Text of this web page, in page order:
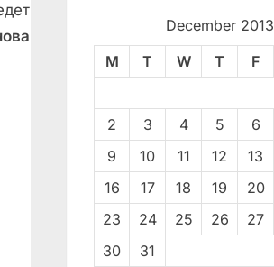
December 2013
M T W T F
2
3 4 5 6
9
10 11 12 13
16
17 18 19 20
23
24 25 26 27
30
31